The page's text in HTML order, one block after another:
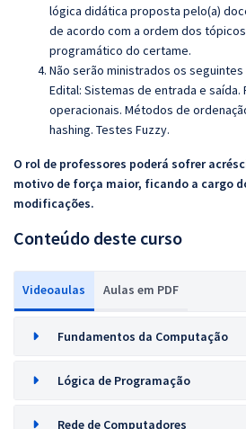
lógica didática proposta pelo(a)
de acordo com a ordem dos
programático do certame.
Não serão ministrados os
Edital: Sistemas de entrada e
operacionais. Métodos de
hashing. Testes Fuzzy.
O rol de professores poderá sofrer
motivo de força maior, ficando a cargo
modificações.
Conteúdo deste curso
Videoaulas Aulas em PDF
Fundamentos da Computação
Lógica de Programação
Rede de Computadores